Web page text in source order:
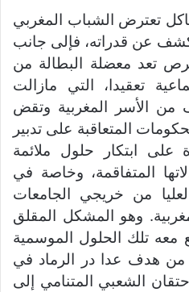
تعترض الشباب المغربي
عن قدراته، فإلى جانب
تعد معضلة البطالة من
تعقيدا، التي مازالت
الأسر المغربية وتقض
المتعاقبة على تدبير
على ابتكار حلول ملائمة
المتفاقمة، وخاصة في
من خريجي الجامعات
وهو المشكل المقلق
معه تلك الحلول الموسمية
من هدف عدا در الرماد في
الشعبي المتنامي إلى